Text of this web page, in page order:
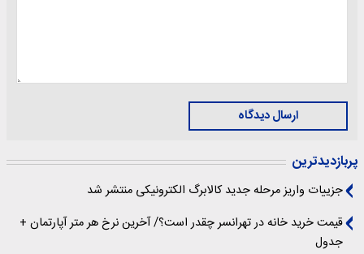
ارسال دیدگاه
پربازدیدترین
جزییات واریز مرحله جدید کالابرگ الکترونیکی منتشر شد
قیمت خرید خانه در تهرانسر چقدر است؟/ آخرین نرخ هر متر آپارتمان +
جدول